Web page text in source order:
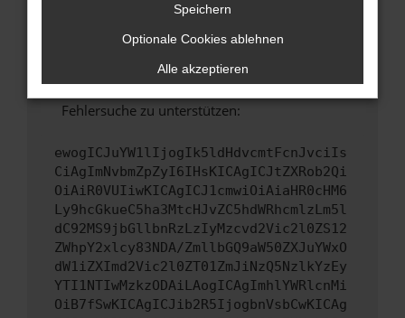
Wende dich an den Webseitenbetreiber.
Wenn du alle oben genannten Schritte versucht
hast, kontaktiere uns bitte. Wir werden
versuchen, das Problem zu beheben. Du kannst
uns diesen Text schicken, um uns bei der
Fehlersuche zu unterstützen:
ewogICJuYW1lIjogIk5ldHdvcmtFcnJvciIs
CiAgImNvbmZpZyI6IHsKICAgICJtZXRob2Qi
OiAiR0VUIiwKICAgICJ1cmwiOiAiaHR0cHM6
Ly9hcGkueC5ha3MtcHJvZC5hdWRhcmlzLm5l
dC92MS9jbGllbnRzLzIyMzcvd2Vic2l0ZS12
ZWhpY2xlcy83NDA/ZmllbGQ9aW50ZXJuYWxO
dW1iZXImd2Vic2l0ZT01ZmJiNzQ5NzlkYzEy
YTI1NTIwMzkzODAiLAogICAgImhlYWRlcnMi
OiB7fSwKICAgICJib2R5IjogbnVsbCwKICAg
Speichern
Optionale Cookies ablehnen
Alle akzeptieren